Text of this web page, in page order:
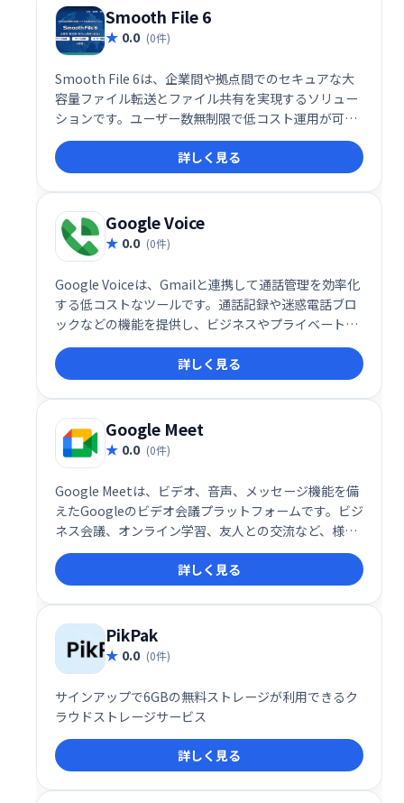
Smooth File 6
0.0 (0件)
Smooth File 6は、企業間や拠点間でのセキュアな大
容量ファイル転送とファイル共有を実現するソリュー
ションです。ユーザー数無制限で低コスト運用が可
能。スムーズなデータ連携と安全なファイル管理で、
業務効率を大幅に向上させます。
詳しく見る
Google Voice
0.0 (0件)
Google Voiceは、Gmailと連携して通話管理を効率化
する低コストなツールです。通話記録や迷惑電話ブロ
ックなどの機能を提供し、ビジネスやプライベートで
の通話管理をスマートにサポートします。
詳しく見る
Google Meet
0.0 (0件)
Google Meetは、ビデオ、音声、メッセージ機能を備
えたGoogleのビデオ会議プラットフォームです。ビジ
ネス会議、オンライン学習、友人との交流など、様々
なシーンで活用できます。シンプルで高機能なインタ
ーフェースで、スムーズなコミュニケーションを実
現。場所を選ばず、チームや仲間と簡単に繋がること
を可能にします。 無料プランから利用でき、ビジネス
ニーズにも対応する柔軟性も魅力です。
詳しく見る
PikPak
0.0 (0件)
サインアップで6GBの無料ストレージが利用できるク
ラウドストレージサービス
詳しく見る